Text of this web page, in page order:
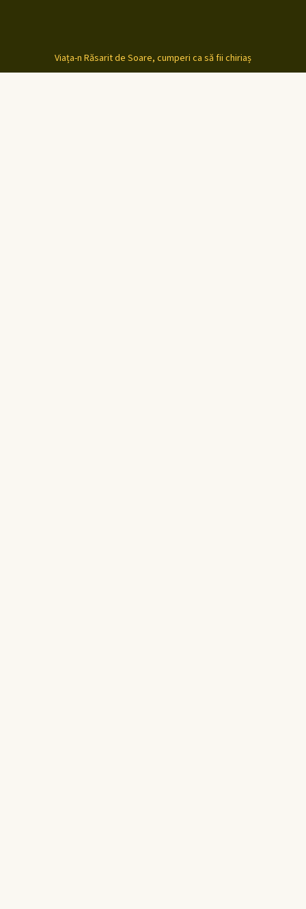
Viața-n Răsarit de Soare, cumperi ca să fii chiriaș